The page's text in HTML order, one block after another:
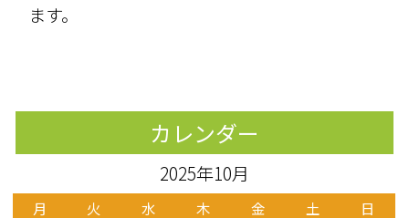
ます。
カレンダー
2025年10月
月 火 水 木 金 土 日